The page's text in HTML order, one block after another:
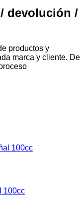
devolución /
productos y
marca y cliente. De
100cc